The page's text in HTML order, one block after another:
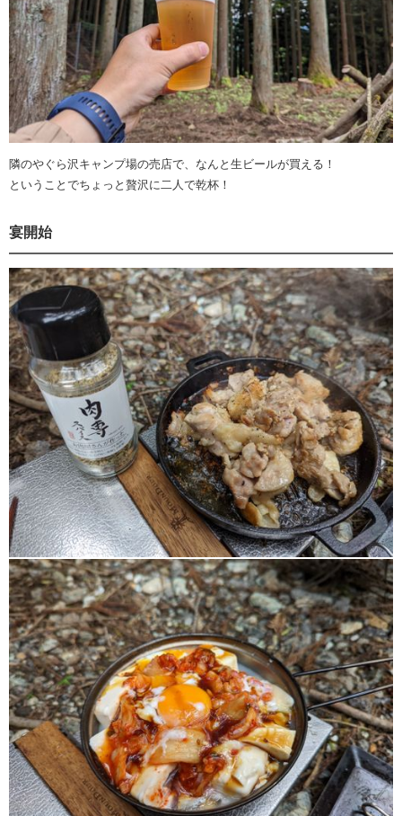
隣のやぐら沢キャンプ場の売店で、なんと生ビールが買える！
ということでちょっと贅沢に二人で乾杯！
宴開始